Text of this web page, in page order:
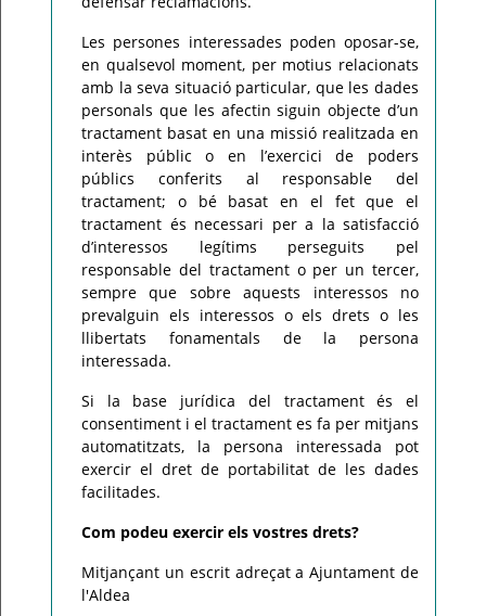
Les persones interessades poden oposar-se,
en qualsevol moment, per motius relacionats
amb la seva situació particular, que les dades
personals que les afectin siguin objecte d’un
tractament basat en una missió realitzada en
interès públic o en l’exercici de poders
públics conferits al responsable del
tractament; o bé basat en el fet que el
tractament és necessari per a la satisfacció
d’interessos legítims perseguits pel
responsable del tractament o per un tercer,
sempre que sobre aquests interessos no
prevalguin els interessos o els drets o les
llibertats fonamentals de la persona
interessada.
Si la base jurídica del tractament és el
consentiment i el tractament es fa per mitjans
automatitzats, la persona interessada pot
exercir el dret de portabilitat de les dades
facilitades.
Com podeu exercir els vostres drets?
Mitjançant un escrit adreçat a Ajuntament de
l'Aldea